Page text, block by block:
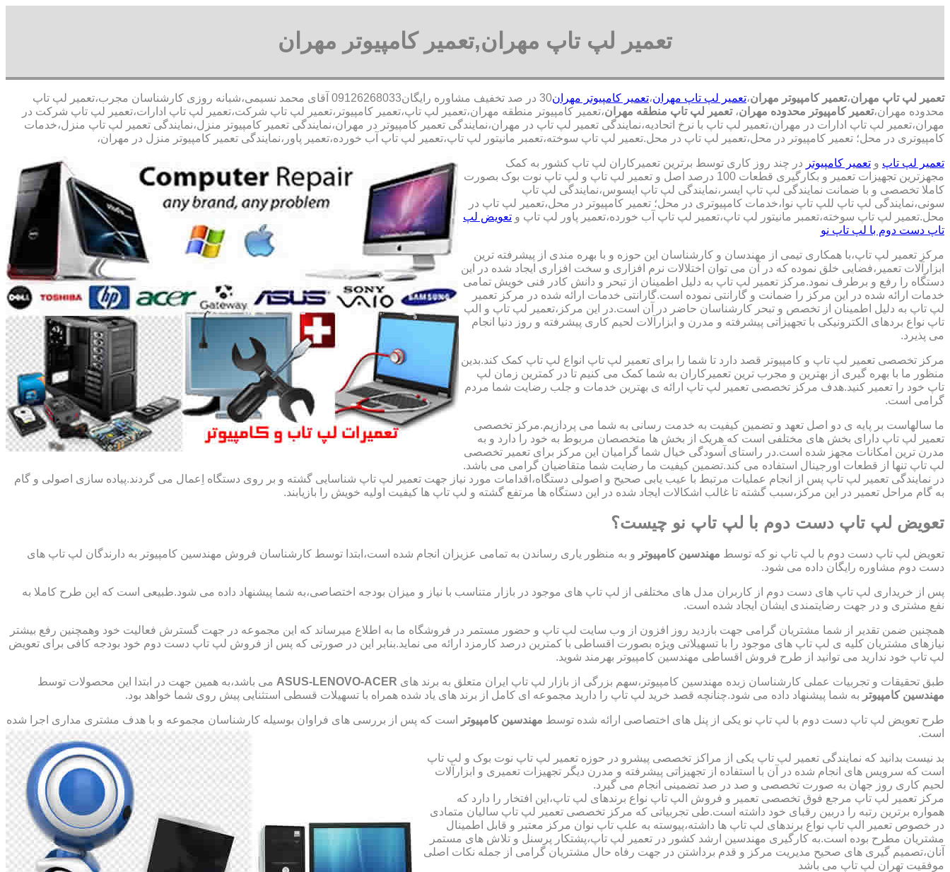
تعمیر لپ تاپ مهران,تعمیر کامپیوتر مهران
تعمیر لپ تاپ مهران،تعمیر کامپیوتر مهران،تعمیر لپ تاپ مهران،تعمیر کامپیوتر مهران
30 در صد تخفیف مشاوره رایگان09126268033 آقای محمد نسیمی،شبانه روزی کارشناسان مجرب،تعمیر لپ تاپ
محدوده مهران،تعمیر کامپیوتر محدوده مهران، تعمیر لپ تاپ منطقه مهران،تعمیر کامپیوتر منطقه مهران،تعمیر لپ تاپ،تعمیر کامپیوتر،تعمیر لپ تاپ شرکت،تعمیر لپ تاپ ادارات،تعمیر لپ تاپ شرکت در
مهران،تعمیر لپ تاپ ادارات در مهران،تعمیر لپ تاپ با نرخ اتحادیه،نمایندگی تعمیر لپ تاپ در مهران،نمایندگی تعمیر کامپیوتر در مهران،نمایندگی تعمیر کامپیوتر منزل،نمایندگی تعمیر لپ تاپ منزل،خدمات
کامپیوتری در محل؛ تعمیر کامپیوتر در محل،تعمیر لپ تاپ در محل.تعمیر لپ تاپ سوخته،تعمبر مانیتور لپ تاپ،تعمیر لپ تاپ آب خورده،تعمیر پاور،نمایندگی تعمیر کامپیوتر منزل در مهران،
تعمیر لپ تاپ و تعمیر کامپیوتر در چند روز کاری توسط برترین تعمیرکاران لپ تاپ کشور به کمک
مجهزترین تجهیزات تعمیر و بکارگیری قطعات 100 درصد اصل و تعمیر لپ تاپ و لپ تاپ نوت بوک بصورت
کاملا تخصصی و با ضمانت نمایندگی لپ تاپ ایسر،نمایندگی لپ تاپ ایسوس،نمایندگی لپ تاپ
سونی،نمایندگی لپ تاپ للپ تاپ نوا،خدمات کامپیوتری در محل؛ تعمیر کامپیوتر در محل،تعمیر لپ تاپ در
محل.تعمیر لپ تاپ سوخته،تعمبر مانیتور لپ تاپ،تعمیر لپ تاپ آب خورده،تعمیر پاور لپ تاپ و تعویض لپ
تاپ دست دوم با لپ تاپ نو
مرکز تعمیر لپ تاپ،با همکاری تیمی از مهندسان و کارشناسان این حوزه و با بهره مندی از پیشرفته ترین
ابزارآلات تعمیر،فضایی خلق نموده که در آن می توان اختلالات نرم افزاری و سخت افزاری ایجاد شده در این
دستگاه را رفع و برطرف نمود.مرکز تعمیر لپ تاپ به دلیل اطمینان از تبحر و دانش کادر فنی خویش تمامی
خدمات ارائه شده در این مرکز را ضمانت و گارانتی نموده است.گارانتی خدمات ارائه شده در مرکز تعمیر
لپ تاپ به دلیل اطمینان از تخصص و تبحر کارشناسان حاضر در آن است.در این مرکز،تعمیر لپ تاپ و الپ
تاپ نواع بردهای الکترونیکی با تجهیزاتی پیشرفته و مدرن و ابزارآلات لحیم کاری پیشرفته و روز دنیا انجام
می پذیرد.
مرکز تخصصی تعمیر لپ تاپ و کامپیوتر قصد دارد تا شما را برای تعمیر لپ تاپ انواع لپ تاپ کمک کند.بدین
منظور ما با بهره گیری از بهترین و مجرب ترین تعمیرکاران به شما کمک می کنیم تا در کمترین زمان لپ
تاپ خود را تعمیر کنید.هدف مرکز تخصصی تعمیر لپ تاپ ارائه ی بهترین خدمات و جلب رضایت شما مردم
گرامی است.
ما سالهاست بر پایه ی دو اصل تعهد و تضمین کیفیت به خدمت رسانی به شما می پردازیم.مرکز تخصصی
تعمیر لپ تاپ دارای بخش های مختلفی است که هریک از بخش ها متخصصان مربوط به خود را دارد و به
مدرن ترین امکانات مجهز شده است.در راستای آسودگی خیال شما گرامیان این مرکز برای تعمیر تخصصی
لپ تاپ تنها از قطعات اورجینال استفاده می کند.تضمین کیفیت ما رضایت شما متقاضیان گرامی می باشد.
در نمایندگی تعمیر لپ تاپ پس از انجام عملیات مرتبط با عیب یابی صحیح و اصولی دستگاه،اقدامات مورد نیاز جهت تعمیر لپ تاپ شناسایی گشته و بر روی دستگاه اِعمال می گردند.پیاده سازی اصولی و گام
به گام مراحل تعمیر در این مرکز،سبب گشته تا غالب اشکالات ایجاد شده در این دستگاه ها مرتفع گشته و لپ تاپ ها کیفیت اولیه خویش را بازیابند.
تعویض لپ تاپ دست دوم با لپ تاپ نو چیست؟
تعویض لپ تاپ دست دوم با لپ تاپ نو که توسط مهندسین کامپیوتر و به منظور یاری رساندن به تمامی عزیزان انجام شده است،ابتدا توسط کارشناسان فروش مهندسین کامپیوتر به دارندگان لپ تاپ های
دست دوم مشاوره رایگان داده می شود.
پس از خریداری لپ تاپ های دست دوم از کاربران مدل های مختلفی از لپ تاپ های موجود در بازار متناسب با نیاز و میزان بودجه اختصاصی،به شما پیشنهاد داده می شود.طبیعی است که این طرح کاملا به
نفع مشتری و در جهت رضایتمندی ایشان ایجاد شده است.
همچنین ضمن تقدیر از شما مشتریان گرامی جهت بازدید روز افزون از وب سایت لپ تاپ و حضور مستمر در فروشگاه ما به اطلاع میرساند که این مجموعه در جهت گسترش فعالیت خود وهمچنین رفع بیشتر
نیازهای مشتریان کلیه ی لپ تاپ های موجود را با تسهیلاتی ویژه بصورت اقساطی با کمترین درصد کارمزد ارائه می نماید.بنابر این در صورتی که پس از فروش لپ تاپ دست دوم خود بودجه کافی برای تعویض
لپ تاپ خود ندارید می توانید از طرح فروش اقساطی مهندسین کامپیوتر بهرمند شوید.
طبق تحقیقات و تجربیات عملی کارشناسان زبده مهندسین کامپیوتر،سهم بزرگی از بازار لپ تاپ ایران متعلق به برند های ASUS-LENOVO-ACER می باشد،به همین جهت در ابتدا این محصولات توسط
مهندسین کامپیوتر به شما پیشنهاد داده می شود.چنانچه قصد خرید لپ تاپ را دارید مجموعه ای کامل از برند های یاد شده همراه با تسهیلات قسطی استثنایی پیش روی شما خواهد بود.
طرح تعویض لپ تاپ دست دوم با لپ تاپ نو یکی از پنل های اختصاصی ارائه شده توسط مهندسین کامپیوتر
است که پس از بررسی های فراوان بوسیله کارشناسان مجموعه و با هدف مشتری مداری اجرا شده
است.
بد نیست بدانید که نمایندگی تعمیر لپ تاپ یکی از مراکز تخصصی پیشرو در حوزه تعمیر لپ تاپ نوت بوک و لپ تاپ
است که سرویس های انجام شده در آن با استفاده از تجهیزاتی پیشرفته و مدرن دیگر تجهیزات تعمیری و ابزارآلات
لحیم کاری روز جهان به صورت تخصصی و صد در صد تضمینی انجام می گیرد.
مرکز تعمیر لپ تاپ مرجع فوق تخصصی تعمیر و فروش الپ تاپ نواع برندهای لپ تاپ،این افتخار را دارد که
همواره برترین رتبه را دربین رقبای خود داشته است.طی تجربیاتی که مرکز تخصصی تعمیر لپ تاپ سالیان متمادی
در خصوص تعمیر الپ تاپ نواع برندهای لپ تاپ ها داشته،پیوسته به علپ تاپ نوان مرکز معتبر و قابل اطمینال
مشتریان مطرح بوده است.به کارگیری مهندسین ارشد کشور در تعمیر لپ تاپ،پشتکار پرسنل و تلاش های مستمر
آنان،تصمیم گیری های صحیح مدیریت مرکز و قدم برداشتن در جهت رفاه حال مشتریان گرامی از جمله نکات اصلی
موفقیت تهران لپ تاپ می باشد